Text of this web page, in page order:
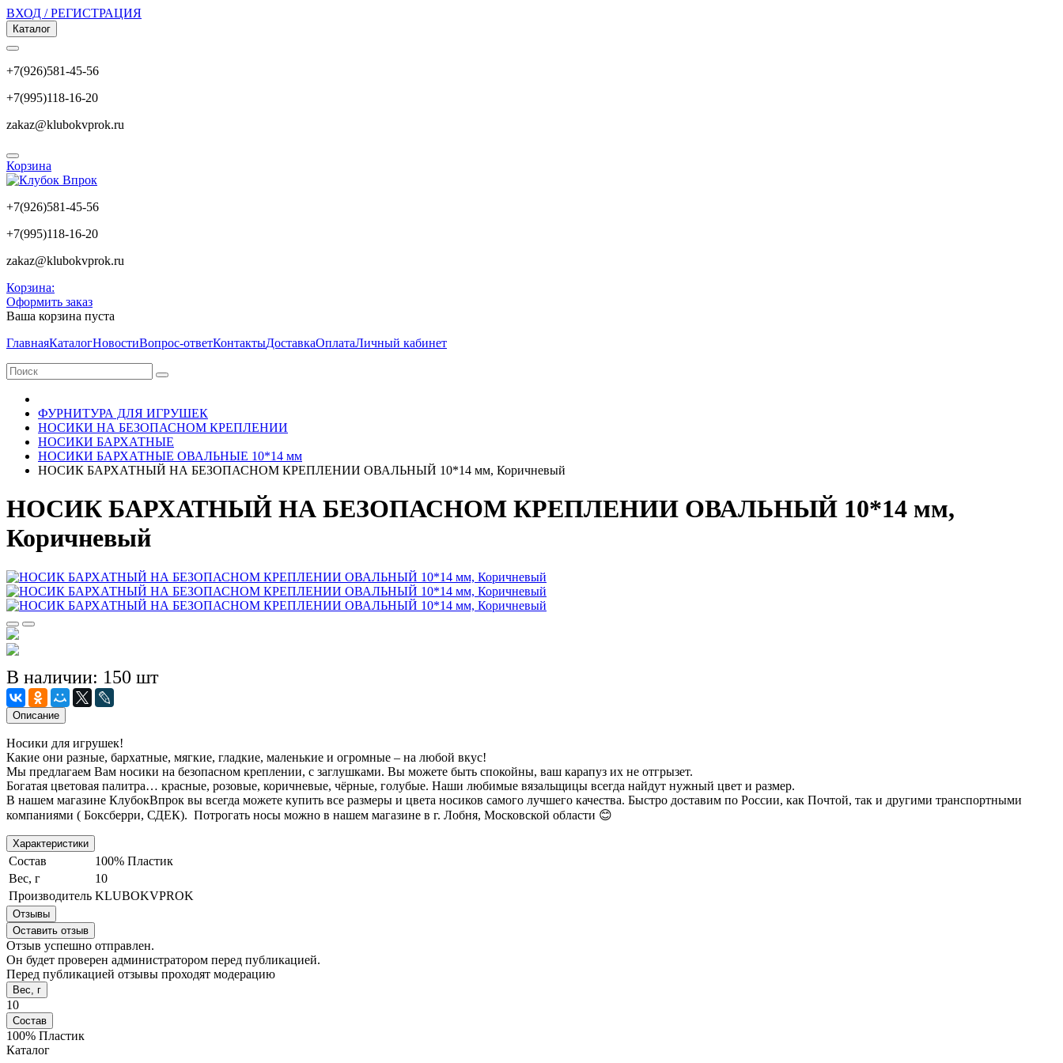
ВХОД / РЕГИСТРАЦИЯ
Каталог
+7(926)581-45-56
+7(995)118-16-20
zakaz@klubokvprok.ru
Корзина
+7(926)581-45-56
+7(995)118-16-20
zakaz@klubokvprok.ru
Корзина:
Оформить заказ
Ваша корзина пуста
ГлавнаяКаталогНовостиВопрос-ответКонтактыДоставкаОплатаЛичный кабинет
ФУРНИТУРА ДЛЯ ИГРУШЕК
НОСИКИ НА БЕЗОПАСНОМ КРЕПЛЕНИИ
НОСИКИ БАРХАТНЫЕ
НОСИКИ БАРХАТНЫЕ ОВАЛЬНЫЕ 10*14 мм
НОСИК БАРХАТНЫЙ НА БЕЗОПАСНОМ КРЕПЛЕНИИ ОВАЛЬНЫЙ 10*14 мм, Коричневый
НОСИК БАРХАТНЫЙ НА БЕЗОПАСНОМ КРЕПЛЕНИИ ОВАЛЬНЫЙ 10*14 мм,
Коричневый
В наличии: 150 шт
Описание
Носики для игрушек!
Какие они разные, бархатные, мягкие, гладкие, маленькие и огромные – на любой вкус!
Мы предлагаем Вам носики на безопасном креплении, с заглушками. Вы можете быть спокойны, ваш карапуз их не отгрызет.
Богатая цветовая палитра… красные, розовые, коричневые, чёрные, голубые. Наши любимые вязальщицы всегда найдут нужный цвет и размер.
В нашем магазине КлубокВпрок вы всегда можете купить все размеры и цвета носиков самого лучшего качества. Быстро доставим по России, как Почтой, так и другими транспортными
компаниями ( Боксберри, СДЕК). Потрогать носы можно в нашем магазине в г. Лобня, Московской области 😊
Характеристики
Состав
100% Пластик
Вес, г
10
Производитель KLUBOKVPROK
Отзывы
Оставить отзыв
Отзыв успешно отправлен.
Он будет проверен администратором перед публикацией.
Перед публикацией отзывы проходят модерацию
Вес, г
10
Состав
100% Пластик
Каталог